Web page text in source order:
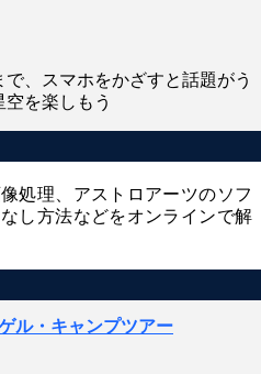
、スマホをかざすと話題がう
を楽しもう
処理、アストロアーツのソフ
し方法などをオンラインで解
ル・キャンプツアー